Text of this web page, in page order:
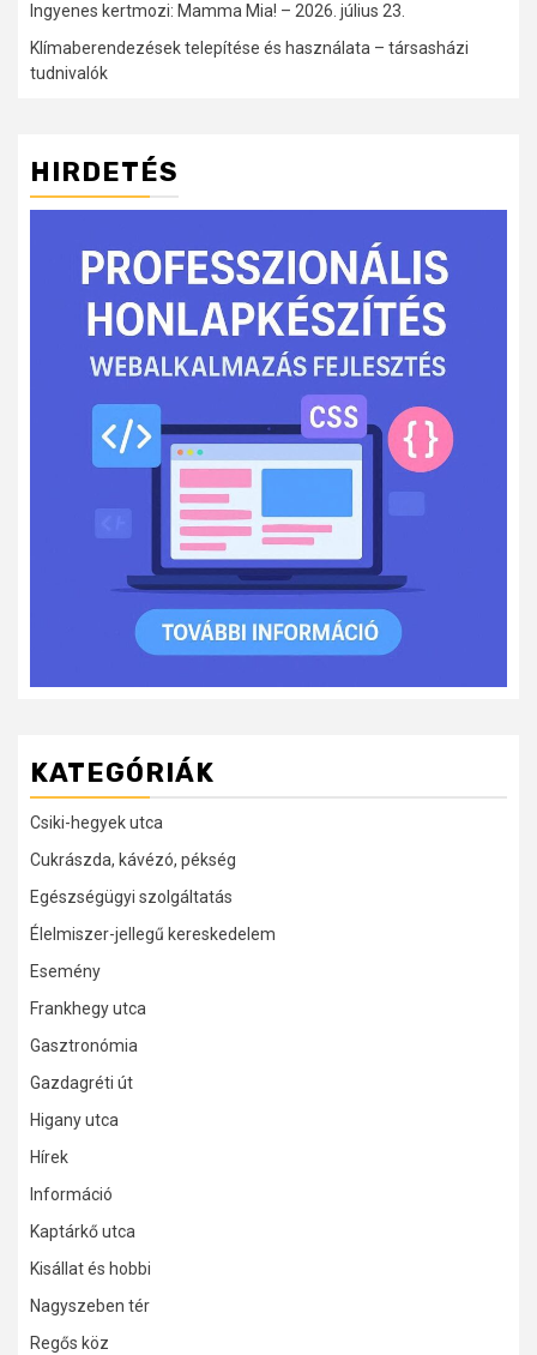
Ingyenes kertmozi: Mamma Mia! – 2026. július 23.
Klímaberendezések telepítése és használata – társasházi
tudnivalók
HIRDETÉS
KATEGÓRIÁK
Csiki-hegyek utca
Cukrászda, kávézó, pékség
Egészségügyi szolgáltatás
Élelmiszer-jellegű kereskedelem
Esemény
Frankhegy utca
Gasztronómia
Gazdagréti út
Higany utca
Hírek
Információ
Kaptárkő utca
Kisállat és hobbi
Nagyszeben tér
Regős köz